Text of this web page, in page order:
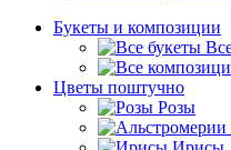
Букеты и композиции
Цветы поштучно
Розы